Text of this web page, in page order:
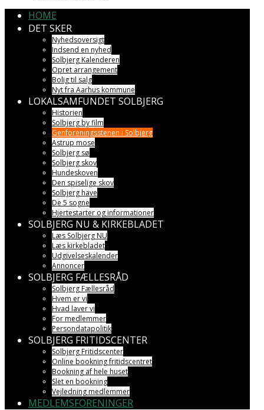
HOME
DET SKER
Nyhedsoversigt
Indsend en nyhed
Solbjerg Kalenderen
Opret arrangement
Bolig til salg
Nyt fra Aarhus kommune
LOKALSAMFUNDET SOLBJERG
Historien
Solbjerg by film
Genforeningsstenen i Solbjerg
Astrup mose
Solbjerg sø
Solbjerg skov
Hundeskoven
Den spiselige skov
Solbjerg have
De 5 sogne
Hjertestarter og informationer
SOLBJERG NU & KIRKEBLADET
Læs Solbjerg NU
Læs kirkebladet
Udgivelseskalender
Annoncer
SOLBJERG FÆLLESRÅD
Solbjerg Fællesråd
Hvem er vi
Hvad laver vi
For medlemmer
Persondatapolitik
SOLBJERG FRITIDSCENTER
Solbjerg Fritidscenter
Online bookning fritidscentret
Bookning af hele huset
Slet en bookning
Vejledning medlemmer
MEDLEMSFORENINGER